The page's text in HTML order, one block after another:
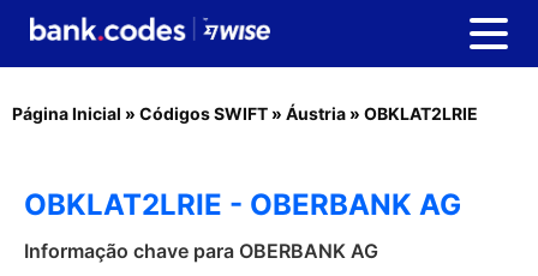
Página Inicial » Códigos SWIFT » Áustria » OBKLAT2LRIE
OBKLAT2LRIE - OBERBANK AG
Informação chave para OBERBANK AG